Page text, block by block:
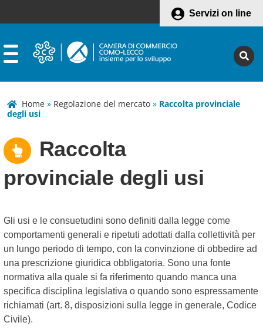
Servizi on line
Home » Regolazione del mercato » Raccolta provinciale
degli usi
Raccolta
provinciale degli usi
Gli usi e le consuetudini sono definiti dalla legge come
comportamenti generali e ripetuti adottati dalla collettività per
un lungo periodo di tempo, con la convinzione di obbedire ad
una prescrizione giuridica obbligatoria. Sono una fonte
normativa alla quale si fa riferimento quando manca una
specifica disciplina legislativa o quando sono espressamente
richiamati (art. 8, disposizioni sulla legge in generale, Codice
Civile).